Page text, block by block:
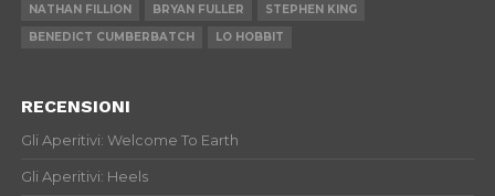
NATHAN FILLION
BRYAN FULLER
STEPHEN KING
BENEDICT CUMBERBATCH
LO HOBBIT
RECENSIONI
Gli Aperitivi: Welcome To Earth
Gli Aperitivi: Heels